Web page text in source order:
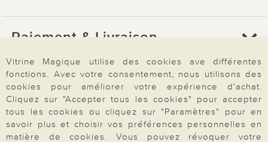
Paiement & Livraison
À propos de nous
Besoin d'aide?
Vitrine Magique utilise des cookies ave différentes
fonctions. Avec votre consentement, nous utilisons des
cookies pour améliorer votre expérience d'achat.
Cliquez sur "Accepter tous les cookies" pour accepter
tous les cookies ou cliquez sur "Paramètres" pour en
savoir plus et choisir vos préférences personnelles en
matière de cookies. Vous pouvez révoquer votre